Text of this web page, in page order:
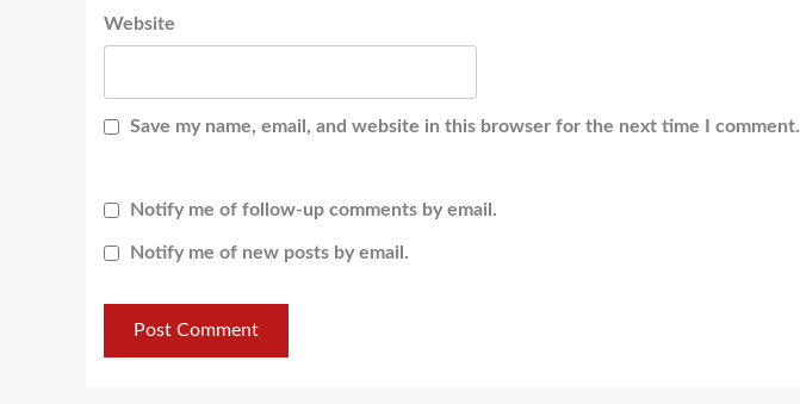
Website
Save my name, email, and website in this browser for the next time I comment.
Notify me of follow-up comments by email.
Notify me of new posts by email.